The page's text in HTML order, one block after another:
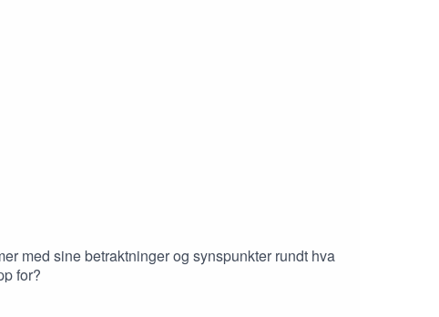
med sine betraktninger og synspunkter rundt hva
for?